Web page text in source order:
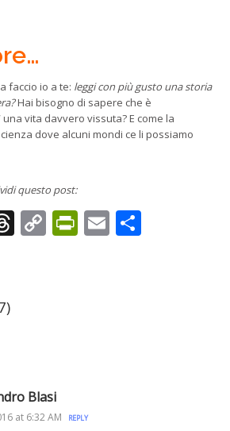
faccio io a te: leggi con più gusto una storia
Hai bisogno di sapere che è
vita davvero vissuta? E come la
dove alcuni mondi ce li possiamo
questo post:
Threads
CopyPrintFriendly
Email
Blasi
at 6:32 AM REPLY